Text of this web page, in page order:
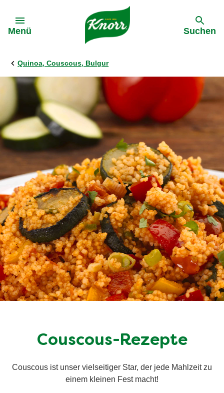
Menü Suchen
Quinoa, Couscous, Bulgur
Couscous-Rezepte
Couscous ist unser vielseitiger Star, der jede Mahlzeit zu
einem kleinen Fest macht!